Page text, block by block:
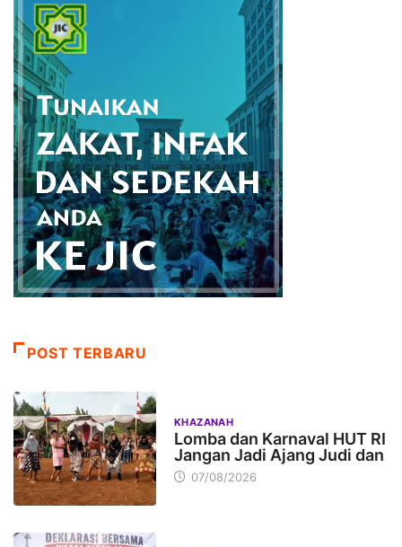
POST TERBARU
KHAZANAH
Lomba dan Karnaval HUT RI
Jangan Jadi Ajang Judi dan
07/08/2026